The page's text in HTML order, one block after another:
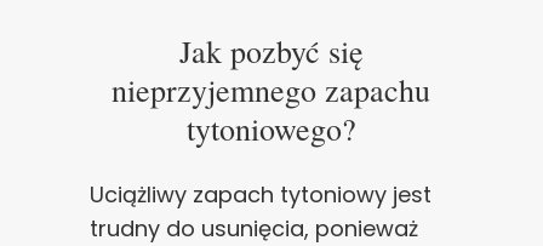
Jak pozbyć się
nieprzyjemnego zapachu
tytoniowego?
Uciążliwy zapach tytoniowy jest
trudny do usunięcia, ponieważ